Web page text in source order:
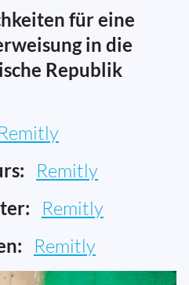
für eine
in die
Republik
Remitly
Remitly
Remitly